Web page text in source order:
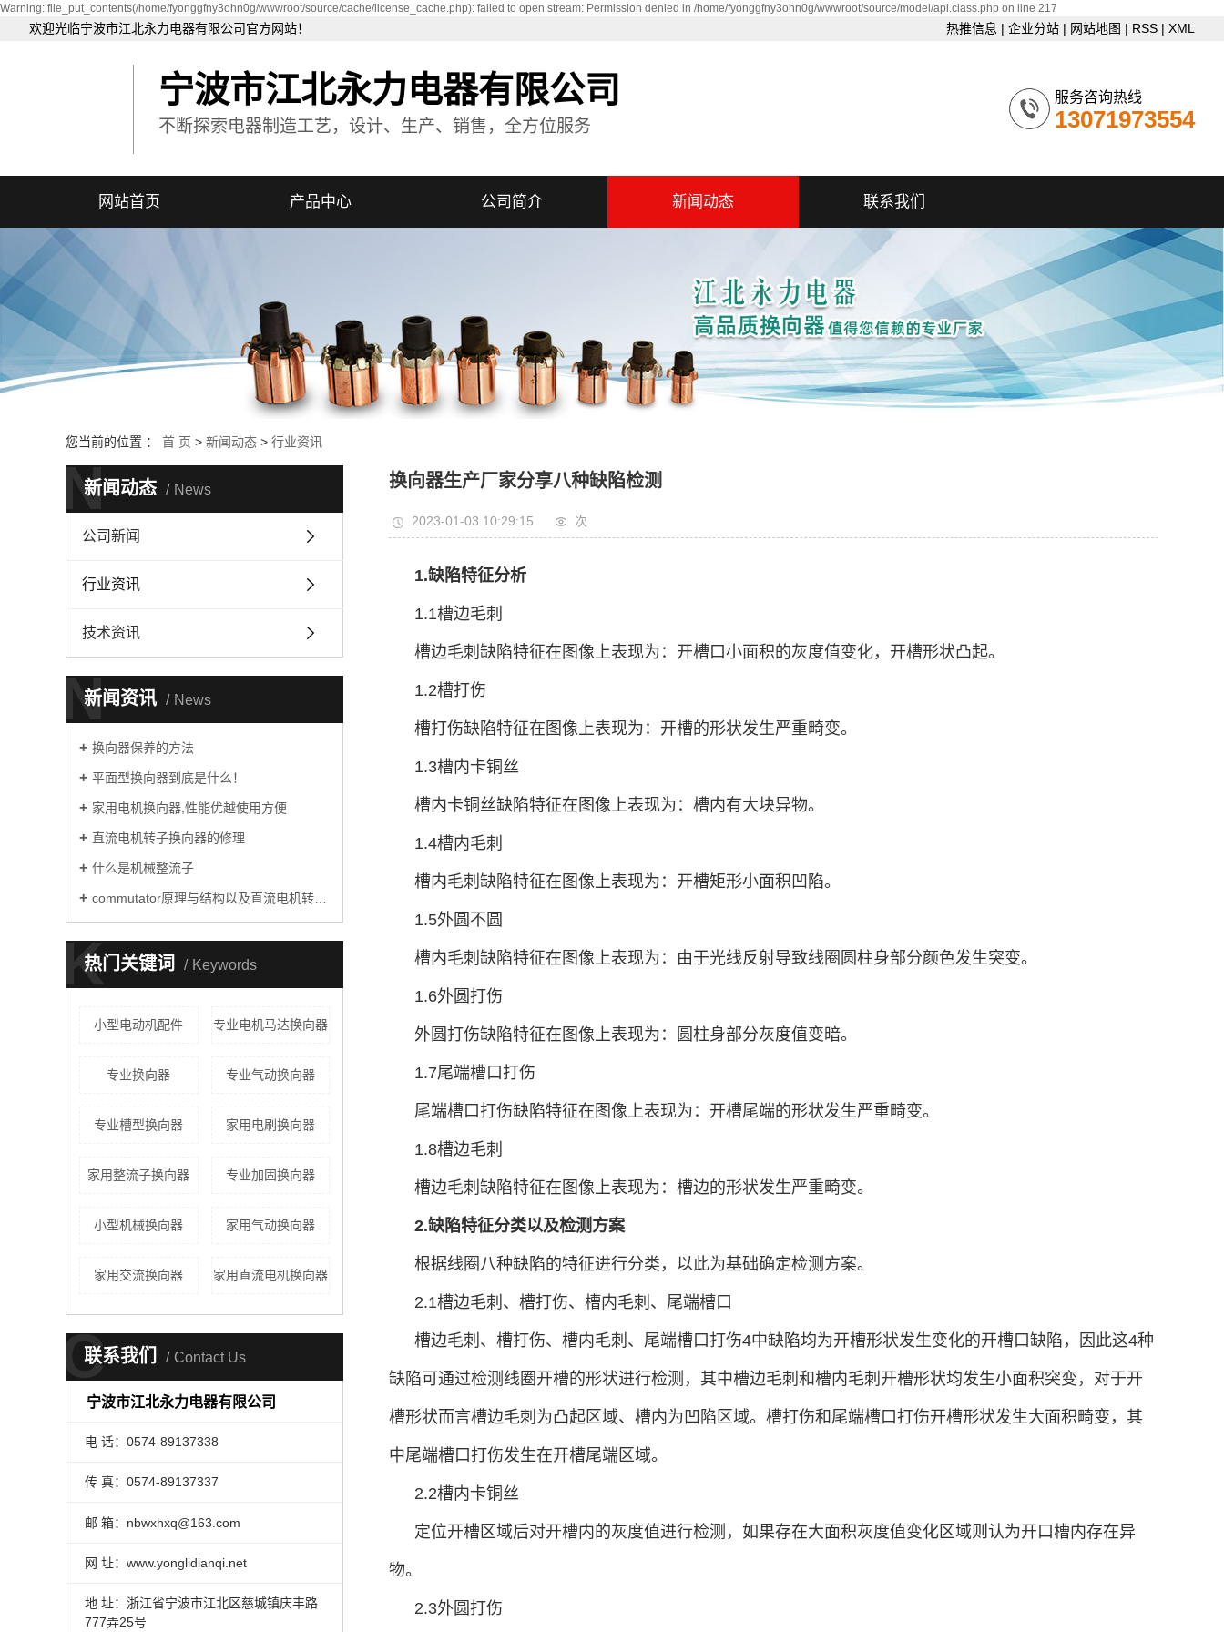
Warning: file_put_contents(/home/fyonggfny3ohn0g/wwwroot/source/cache/license_cache.php): failed to open stream: Permission denied in /home/fyonggfny3ohn0g/wwwroot/source/model/api.class.php on line 217
欢迎光临宁波市江北永力电器有限公司官方网站！ 热推信息 | 企业分站 | 网站地图 | RSS | XML
宁波市江北永力电器有限公司
不断探索电器制造工艺，设计、生产、销售，全方位服务
服务咨询热线
13071973554
网站首页 产品中心
汽车摇窗机电机换向器
微型电机换向器
智能机器人电机换向器
公司简介 新闻动态
行业资讯
技术资讯
联系我们
联系我们
您当前的位置 ： 首 页 > 新闻动态 > 行业资讯
新闻动态 News
N
公司新闻
行业资讯
技术资讯
新闻资讯 News
N
换向器保养的方法
平面型换向器到底是什么！
家用电机换向器,性能优越使用方便
直流电机转子换向器的修理
什么是机械整流子
commutator原理与结构以及直流电机转子commutator的修理
热门关键词 Keywords
K
小型电动机配件 专业电机马达换向器
专业换向器 专业气动换向器
专业槽型换向器 家用电刷换向器
家用整流子换向器 专业加固换向器
小型机械换向器 家用气动换向器
家用交流换向器 家用直流电机换向器
联系我们 Contact Us
C
宁波市江北永力电器有限公司
电 话：0574-89137338
传 真：0574-89137337
邮 箱：nbwxhxq@163.com
网 址：www.yonglidianqi.net
地 址：浙江省宁波市江北区慈城镇庆丰路
777弄25号
换向器生产厂家分享八种缺陷检测
2023-01-03 10:29:15 次
1.缺陷特征分析
1.1槽边毛刺
槽边毛刺缺陷特征在图像上表现为：开槽口小面积的灰度值变化，开槽形状凸起。
1.2槽打伤
槽打伤缺陷特征在图像上表现为：开槽的形状发生严重畸变。
1.3槽内卡铜丝
槽内卡铜丝缺陷特征在图像上表现为：槽内有大块异物。
1.4槽内毛刺
槽内毛刺缺陷特征在图像上表现为：开槽矩形小面积凹陷。
1.5外圆不圆
槽内毛刺缺陷特征在图像上表现为：由于光线反射导致线圈圆柱身部分颜色发生突变。
1.6外圆打伤
外圆打伤缺陷特征在图像上表现为：圆柱身部分灰度值变暗。
1.7尾端槽口打伤
尾端槽口打伤缺陷特征在图像上表现为：开槽尾端的形状发生严重畸变。
1.8槽边毛刺
槽边毛刺缺陷特征在图像上表现为：槽边的形状发生严重畸变。
2.缺陷特征分类以及检测方案
根据线圈八种缺陷的特征进行分类，以此为基础确定检测方案。
2.1槽边毛刺、槽打伤、槽内毛刺、尾端槽口
槽边毛刺、槽打伤、槽内毛刺、尾端槽口打伤4中缺陷均为开槽形状发生变化的开槽口缺陷，因此这4种
缺陷可通过检测线圈开槽的形状进行检测，其中槽边毛刺和槽内毛刺开槽形状均发生小面积突变，对于开
槽形状而言槽边毛刺为凸起区域、槽内为凹陷区域。槽打伤和尾端槽口打伤开槽形状发生大面积畸变，其
中尾端槽口打伤发生在开槽尾端区域。
2.2槽内卡铜丝
定位开槽区域后对开槽内的灰度值进行检测，如果存在大面积灰度值变化区域则认为开口槽内存在异
物。
2.3外圆打伤